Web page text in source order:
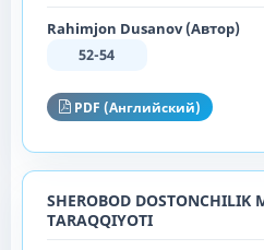
Rahimjon Dusanov (Автор)
52-54
PDF (Английский)
SHEROBOD DOSTONCHILIK
TARAQQIYOTI